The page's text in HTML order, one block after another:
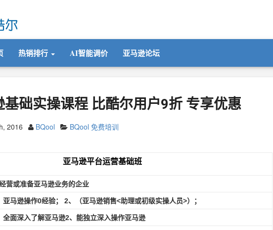
热销排行 AI智能调价 亚马逊论坛
基础实操课程 比酷尔用户9折 专享优惠
2016 BQool
BQool 免费培训
亚马逊平台运营基础班
营或准备亚马逊业务的企业
亚马逊操作0经验； 2、（亚马逊销售<助理或初级实操人员>）；
全面深入了解亚马逊2、能独立深入操作亚马逊